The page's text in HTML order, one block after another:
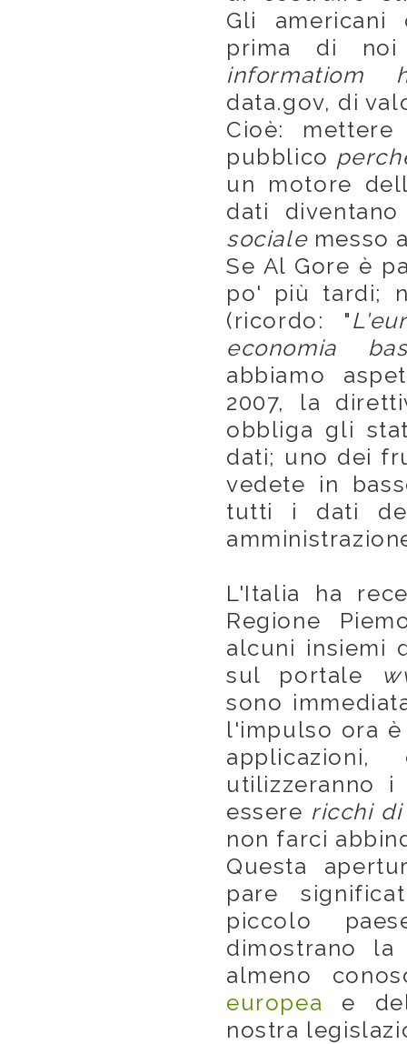
Gli
prima di
informatiom
data.gov, di
Cioè:
pubblico
un motore
dati
socialemesso
Se Al Gore è
po' più tardi;
(ricordo: "
economia
abbiamo
2007, la
obbliga gli
dati; uno dei
vedete in
tutti i dati
L'Italia ha
Regione
alcuni insiemi
sul portale
sono
l'impulso ora
utilizzeranno
essere ricchi
non farci
Questa
pare
piccolo
dimostrano la
almeno
europea e
nostra